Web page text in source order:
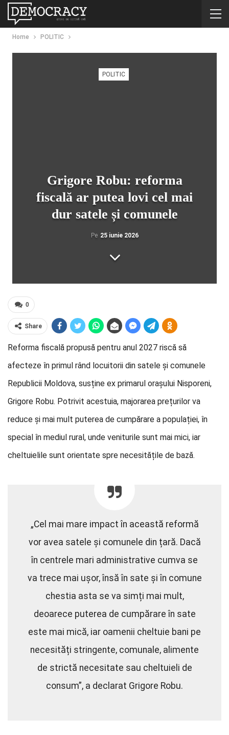
Home POLITIC
POLITIC
Grigore Robu: reforma
fiscală ar putea lovi cel mai
dur satele și comunele
Pe 25 iunie 2026
0
Share
Reforma fiscală propusă pentru anul 2027 riscă să
afecteze în primul rând locuitorii din satele și comunele
Republicii Moldova, susține ex primarul orașului Nisporeni,
Grigore Robu. Potrivit acestuia, majorarea prețurilor va
reduce și mai mult puterea de cumpărare a populației, în
special în mediul rural, unde veniturile sunt mai mici, iar
cheltuielile sunt orientate spre necesitățile de bază.
„Cel mai mare impact în această reformă
vor avea satele și comunele din țară. Dacă
în centrele mari administrative cumva se
va trece mai ușor, însă în sate și în comune
chestia asta se va simți mai mult,
deoarece puterea de cumpărare în sate
este mai mică, iar oamenii cheltuie bani pe
necesități stringente, comunale, alimente
de strictă necesitate sau cheltuieli de
consum”, a declarat Grigore Robu.